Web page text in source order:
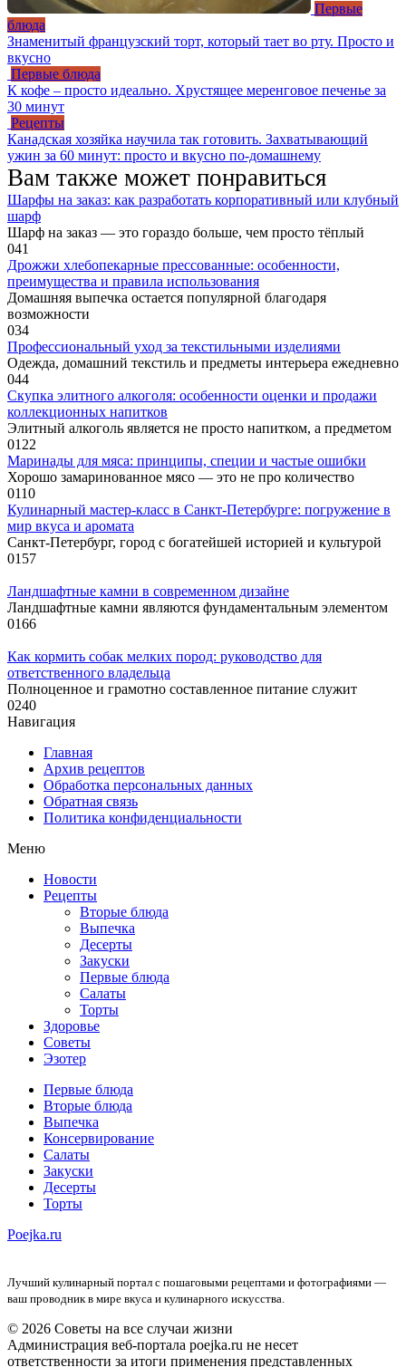
Первые
блюда
Знаменитый французский торт, который тает во рту. Просто и
вкусно
Первые блюда
К кофе – просто идеально. Хрустящее меренговое печенье за
30 минут
Рецепты
Канадская хозяйка научила так готовить. Захватывающий
ужин за 60 минут: просто и вкусно по-домашнему
Вам также может понравиться
Шарфы на заказ: как разработать корпоративный или клубный
шарф
Шарф на заказ — это гораздо больше, чем просто тёплый
041
Дрожжи хлебопекарные прессованные: особенности,
преимущества и правила использования
Домашняя выпечка остается популярной благодаря
возможности
034
Профессиональный уход за текстильными изделиями
Одежда, домашний текстиль и предметы интерьера ежедневно
044
Скупка элитного алкоголя: особенности оценки и продажи
коллекционных напитков
Элитный алкоголь является не просто напитком, а предметом
0122
Маринады для мяса: принципы, специи и частые ошибки
Хорошо замаринованное мясо — это не про количество
0110
Кулинарный мастер-класс в Санкт-Петербурге: погружение в
мир вкуса и аромата
Санкт-Петербург, город с богатейшей историей и культурой
0157
Ландшафтные камни в современном дизайне
Ландшафтные камни являются фундаментальным элементом
0166
Как кормить собак мелких пород: руководство для
ответственного владельца
Полноценное и грамотно составленное питание служит
0240
Навигация
Главная
Архив рецептов
Обработка персональных данных
Обратная связь
Политика конфиденциальности
Меню
Новости
Рецепты
Вторые блюда
Выпечка
Десерты
Закуски
Первые блюда
Салаты
Торты
Здоровье
Советы
Эзотер
Первые блюда
Вторые блюда
Выпечка
Консервирование
Салаты
Закуски
Десерты
Торты
Poejka.ru
Лучший кулинарный портал с пошаговыми рецептами и фотографиями —
ваш проводник в мире вкуса и кулинарного искусства.
© 2026 Советы на все случаи жизни
Администрация веб-портала poejka.ru не несет
ответственности за итоги применения представленных